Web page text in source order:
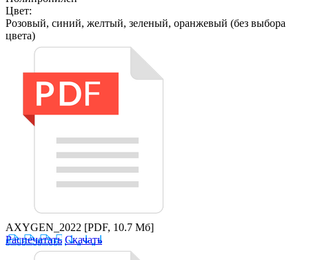
Цвет:
Розовый, синий, желтый, зеленый, оранжевый (без выбора
цвета)
AXYGEN_2022 [PDF, 10.7 Мб]
Распечатать Скачать